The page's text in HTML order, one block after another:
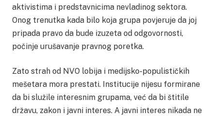
aktivistima i predstavnicima nevladinog sektora.
Onog trenutka kada bilo koja grupa povjeruje da joj
pripada pravo da bude izuzeta od odgovornosti,
počinje urušavanje pravnog poretka.
Zato strah od NVO lobija i medijsko-populističkih
mešetara mora prestati. Institucije nijesu formirane
da bi služile interesnim grupama, već da bi štitile
državu, zakon i javni interes. A javni interes nikada ne